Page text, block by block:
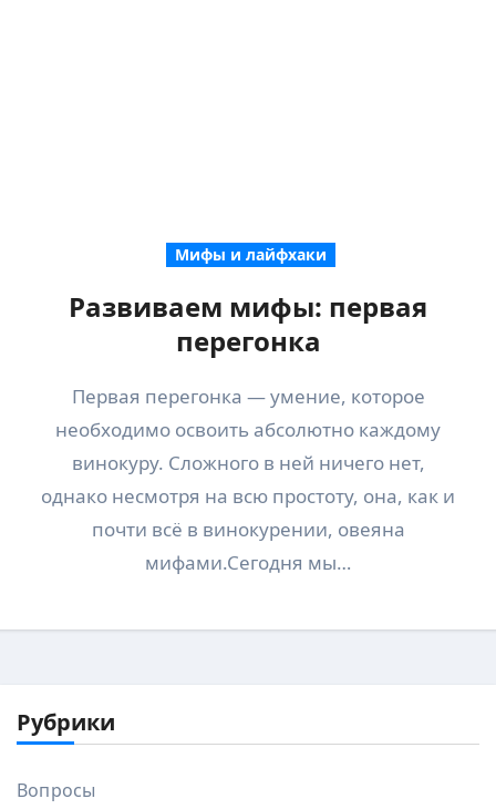
Мифы и лайфхаки
Развиваем мифы: первая
перегонка
Первая перегонка — умение, которое
необходимо освоить абсолютно каждому
винокуру. Сложного в ней ничего нет,
однако несмотря на всю простоту, она, как и
почти всё в винокурении, овеяна
мифами.Сегодня мы…
Рубрики
Вопросы